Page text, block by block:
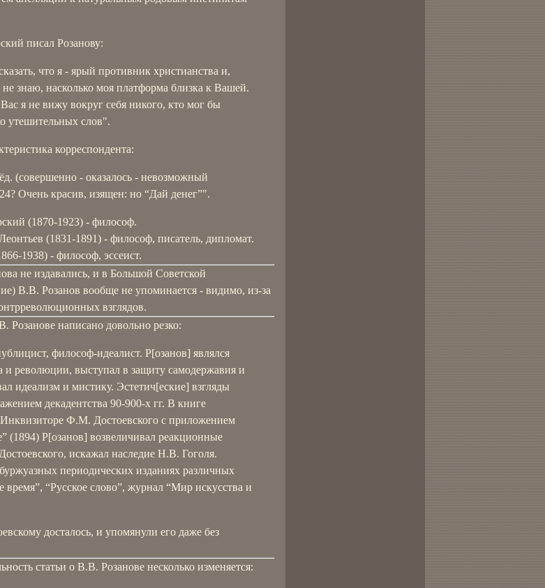
писал Розанову:
что я - ярый противник христианства и,
знаю, насколько моя платформа близка к Вашей.
я не вижу вокруг себя никого, кто мог бы
утешительных слов".
корреспондента:
(совершенно - оказалось - невозможный
Очень красив, изящен: но “Дай денег”".
(1870-1923) - философ.
(1831-1891) - философ, писатель, дипломат.
1938) - философ, эссеист.
не издавались, и в Большой Советской
В.В. Розанов вообще не упоминается - видимо, из-за
взглядов.
написано довольно резко:
философ-идеалист. Р[озанов] являлся
и революции, выступал в защиту самодержавия и
идеализм и мистику. Эстетич[еские] взгляды
декадентства 90-900-х гг. В книге
Ф.М. Достоевского с приложением
(1894) Р[озанов] возвеличивал реакционные
искажал наследие Н.В. Гоголя.
периодических изданиях различных
время”, “Русское слово”, журнал “Мир искусства и
досталось, и упомянули его даже без
статьи о В.В. Розанове несколько изменяется: